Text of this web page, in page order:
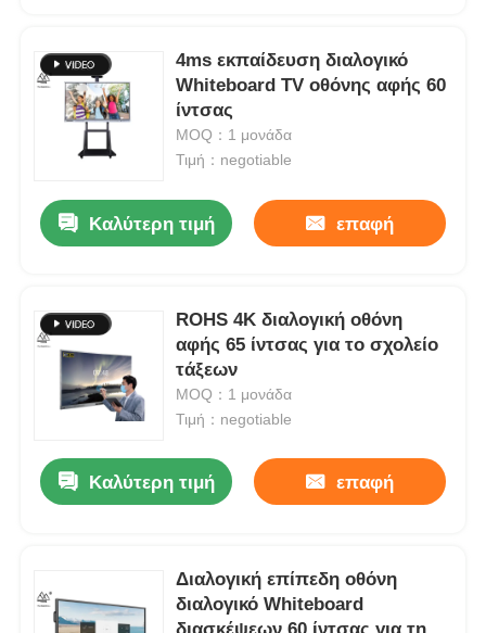
Προϊόντα
Βίντεο
Σχετικά με εμάς
Ποιοτικός έλεγχος
επαφή
Ζητήστε ένα απόσπασμα
Εκπαίδευση διαλογικό Whiteboard
4ms εκπαίδευση διαλογικό
Whiteboard TV οθόνης αφής 60
ίντσας
MOQ：1 μονάδα
Τιμή：negotiable
Καλύτερη τιμή επαφή
ROHS 4K διαλογική οθόνη
αφής 65 ίντσας για το σχολείο
τάξεων
MOQ：1 μονάδα
Τιμή：negotiable
Καλύτερη τιμή επαφή
Διαλογική επίπεδη οθόνη
διαλογικό Whiteboard
διασκέψεων 60 ίντσας για τη